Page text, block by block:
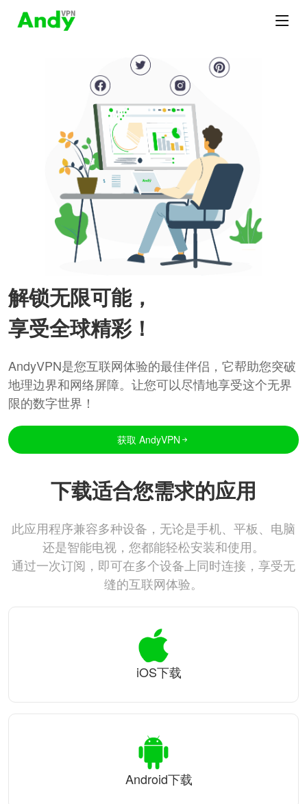
解锁无限可能，
享受全球精彩！
AndyVPN是您互联网体验的最佳伴侣，它帮助您突破
地理边界和网络屏障。让您可以尽情地享受这个无界
限的数字世界！
获取 AndyVPN
下载适合您需求的应用
此应用程序兼容多种设备，无论是手机、平板、电脑
还是智能电视，您都能轻松安装和使用。
通过一次订阅，即可在多个设备上同时连接，享受无
缝的互联网体验。
iOS下载
Android下载